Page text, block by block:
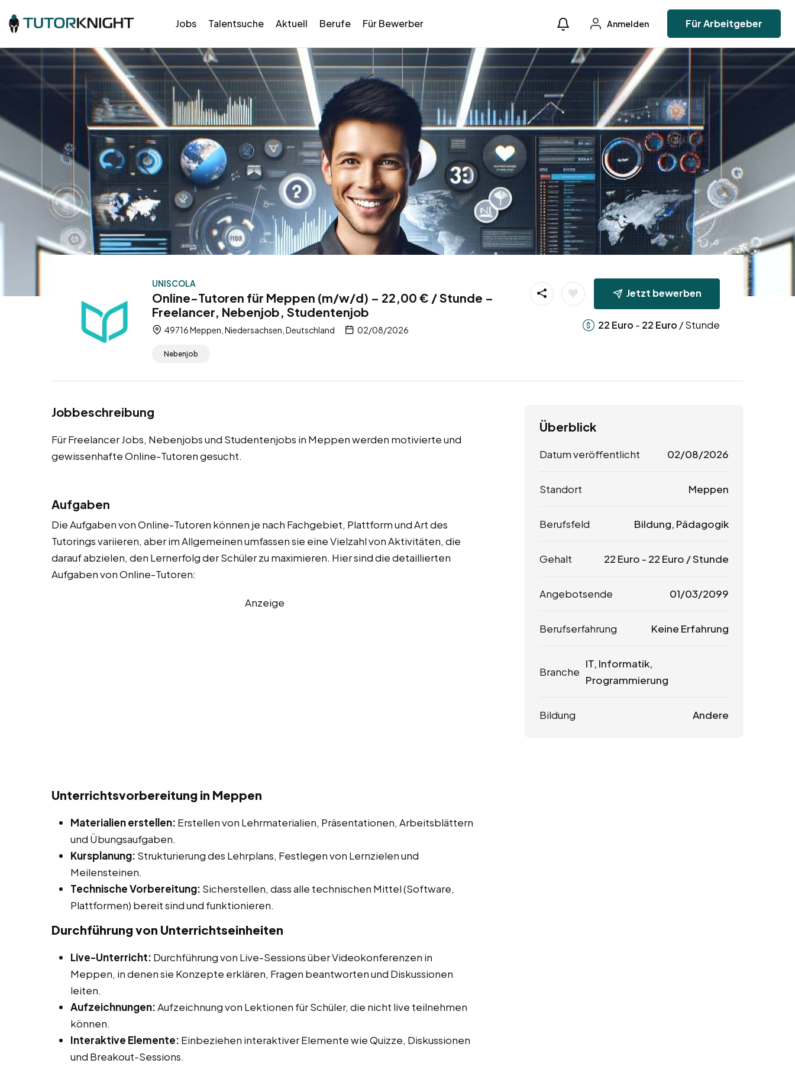
Jobs Talentsuche Aktuell Berufe Für Bewerber Anmelden Für Arbeitgeber
UNISCOLA
Online-Tutoren für Meppen (m/w/d) – 22,00 € / Stunde –
Freelancer, Nebenjob, Studentenjob
49716 Meppen, Niedersachsen, Deutschland 02/08/2026
Nebenjob
Jetzt bewerben
22 Euro - 22 Euro / Stunde
Jobbeschreibung
Für Freelancer Jobs, Nebenjobs und Studentenjobs in Meppen werden motivierte und
gewissenhafte Online-Tutoren gesucht.
Aufgaben
Die Aufgaben von Online-Tutoren können je nach Fachgebiet, Plattform und Art des
Tutorings variieren, aber im Allgemeinen umfassen sie eine Vielzahl von Aktivitäten, die
darauf abzielen, den Lernerfolg der Schüler zu maximieren. Hier sind die detaillierten
Aufgaben von Online-Tutoren:
Anzeige
Unterrichtsvorbereitung in Meppen
Materialien erstellen: Erstellen von Lehrmaterialien, Präsentationen, Arbeitsblättern
und Übungsaufgaben.
Kursplanung: Strukturierung des Lehrplans, Festlegen von Lernzielen und
Meilensteinen.
Technische Vorbereitung: Sicherstellen, dass alle technischen Mittel (Software,
Plattformen) bereit sind und funktionieren.
Durchführung von Unterrichtseinheiten
Live-Unterricht: Durchführung von Live-Sessions über Videokonferenzen in
Meppen, in denen sie Konzepte erklären, Fragen beantworten und Diskussionen
leiten.
Aufzeichnungen:Aufzeichnung von Lektionen für Schüler, die nicht live teilnehmen
können.
Interaktive Elemente: Einbeziehen interaktiver Elemente wie Quizze, Diskussionen
und Breakout-Sessions.
Überblick
Datum veröffentlicht 02/08/2026
Standort Meppen
Berufsfeld Bildung, Pädagogik
Gehalt 22 Euro - 22 Euro / Stunde
Angebotsende 01/03/2099
Berufserfahrung Keine Erfahrung
Branche
IT, Informatik,
Programmierung
Bildung Andere